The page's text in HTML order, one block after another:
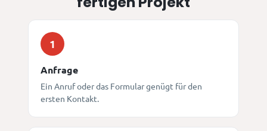
1
Anfrage
Ein Anruf oder das Formular genügt für den
ersten Kontakt.